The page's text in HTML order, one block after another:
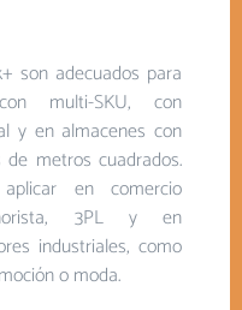
son adecuados para
multi-SKU, con
y en almacenes con
metros cuadrados.
en comercio
3PL y en
industriales, como
o moda.